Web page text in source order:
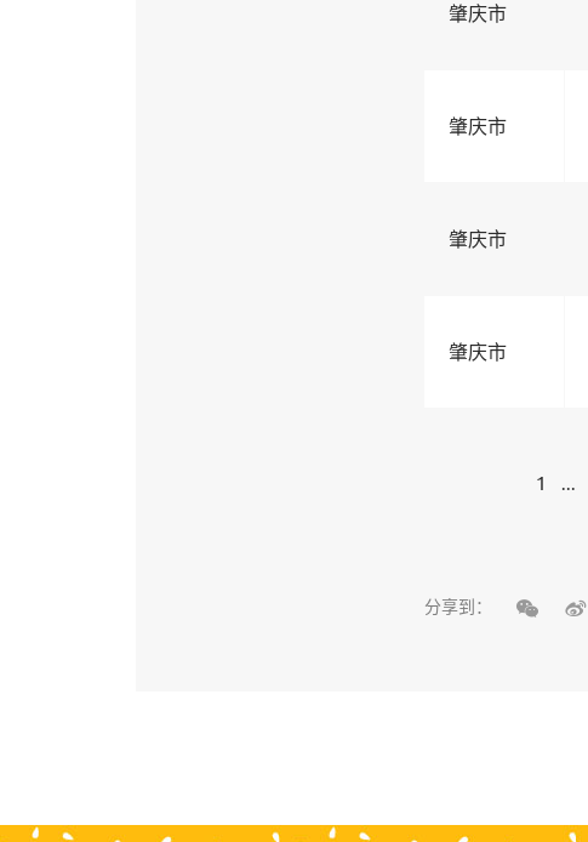
肇庆市
肇庆市
肇庆市
肇庆市
1 ...
分享到：  